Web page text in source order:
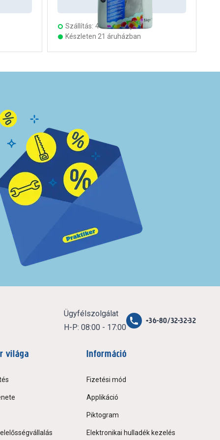
Kosárba
Szállítás: 4 munkanap
Készleten 21 áruházban
Ügyfélszolgálat
H-P: 08:00 - 17:00
+36-80/32-32-32
világa Információ
Fizetési mód
Applikáció
Piktogram
Elektronikai hulladék kezelés